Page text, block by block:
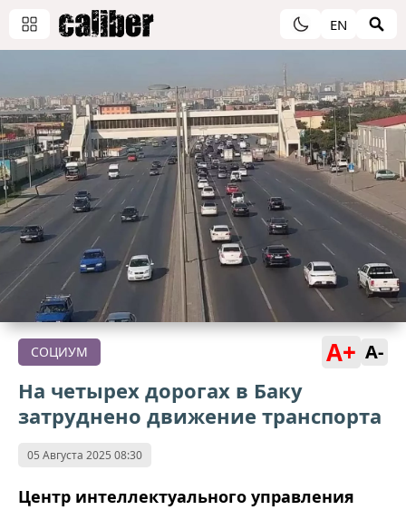
EN
СОЦИУМ A+ A-
На четырех дорогах в Баку
затруднено движение транспорта
05 Августа 2025 08:30
Центр интеллектуального управления